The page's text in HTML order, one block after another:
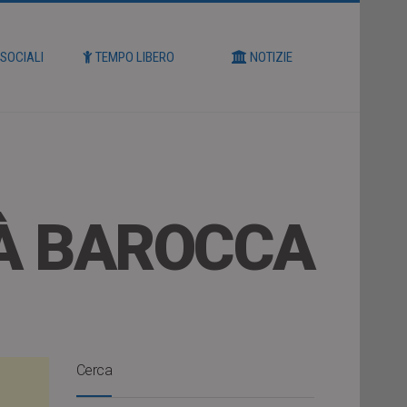
TEMPO LIBERO NOTIZIE
BAROCCA
Cerca